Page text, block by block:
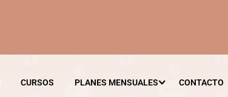
CURSOS PLANES MENSUALES CONTACTO